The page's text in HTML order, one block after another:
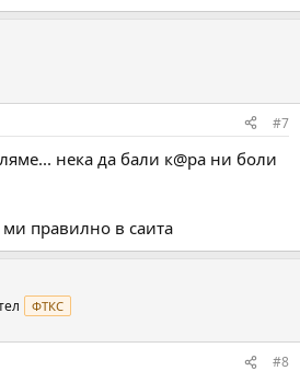
#7
нека да бали к@ра ни боли
правилно в саита
ФТКС
#8